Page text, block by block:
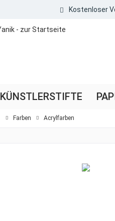
Kostenloser
KÜNSTLERSTIFTE
Farben Acrylfarben